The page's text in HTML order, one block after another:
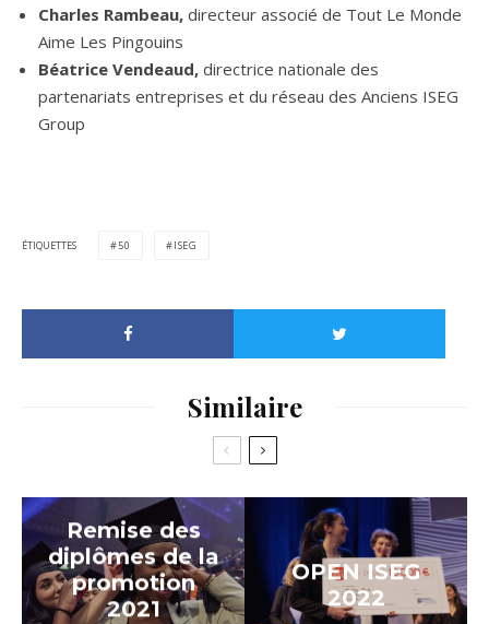
Charles Rambeau, directeur associé de Tout Le Monde
Aime Les Pingouins
Béatrice Vendeaud, directrice nationale des
partenariats entreprises et du réseau des Anciens ISEG
Group
ÉTIQUETTES 50 ISEG
Similaire
Remise des
diplômes de la
promotion
2021
OPEN ISEG
2022